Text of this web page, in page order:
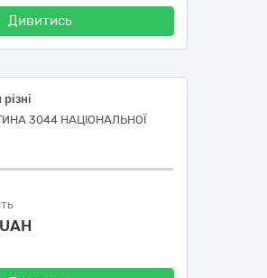
Дивитись
3044 НАЦІОНАЛЬНОЇ